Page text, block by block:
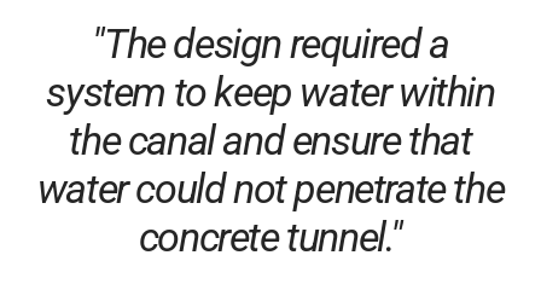
"The design required a
system to keep water within
the canal and ensure that
water could not penetrate the
concrete tunnel."